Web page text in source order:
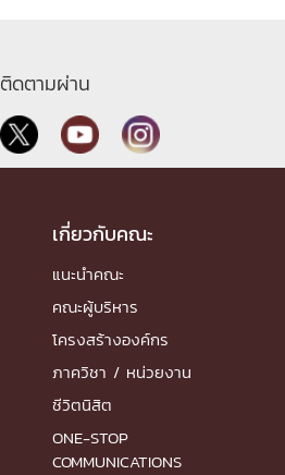
ติดตามผ่าน
เกี่ยวกับคณะ
แนะนำคณะ
คณะผู้บริหาร
โครงสร้างองค์กร
ภาควิชา / หน่วยงาน
ชีวิตนิสิต
ONE-STOP
COMMUNICATIONS